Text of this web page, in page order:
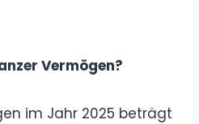
Vermögen?
im Jahr 2025 beträgt